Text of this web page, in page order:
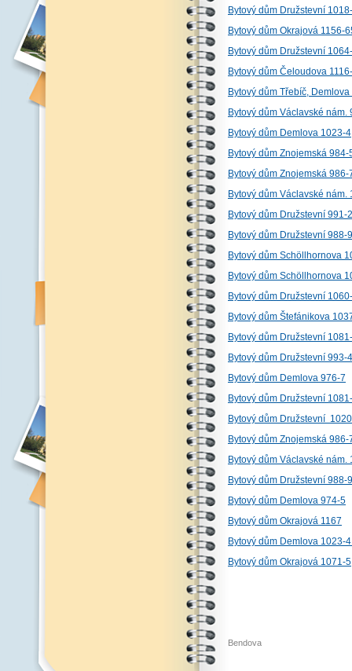
Bytový dům Družstevní
Bytový dům Okrajová 1156-
Bytový dům Družstevní
Bytový dům Čeloudova
Bytový dům Třebíč,
Bytový dům Václavské nám.
Bytový dům Demlova 1023-4
Bytový dům Znojemská 984-
Bytový dům Znojemská
Bytový dům Václavské nám.
Bytový dům Družstevní 991-2
Bytový dům Družstevní 988-
Bytový dům Schöllhornova
Bytový dům Schöllhornova
Bytový dům Družstevní
Bytový dům Štefánikova
Bytový dům Družstevní
Bytový dům Družstevní 993-4
Bytový dům Demlova 976-7
Bytový dům Družstevní
Bytový dům Družstevní
Bytový dům Znojemská 986-
Bytový dům Václavské nám.
Bytový dům Družstevní 988-9
Bytový dům Demlova 974-5
Bytový dům Okrajová 1167
Bytový dům Demlova 1023-
Bytový dům Okrajová 1071-5
Bendova